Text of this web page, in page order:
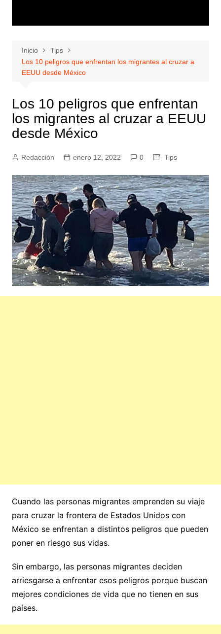
Inicio
Tips
Los 10 peligros que enfrentan los migrantes al cruzar a
EEUU desde México
Los 10 peligros que enfrentan
los migrantes al cruzar a EEUU
desde México
Redacción enero 12, 2022 0 Tips
Cuando las personas migrantes emprenden su viaje
para cruzar la frontera de Estados Unidos con
México se enfrentan a distintos peligros que pueden
poner en riesgo sus vidas.
Sin embargo, las personas migrantes deciden
arriesgarse a enfrentar esos peligros porque buscan
mejores condiciones de vida que no tienen en sus
países.